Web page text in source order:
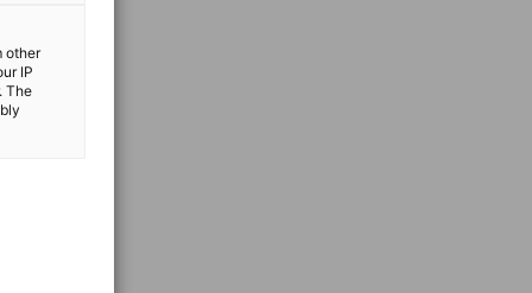
other
IP
The